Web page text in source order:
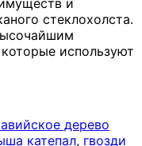
стеклохолста.
используют
дерево
катепал, гвозди